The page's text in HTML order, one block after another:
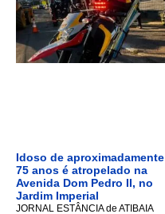
Idoso de aproximadamente
75 anos é atropelado na
Avenida Dom Pedro II, no
Jardim Imperial
JORNAL ESTÂNCIA de ATIBAIA